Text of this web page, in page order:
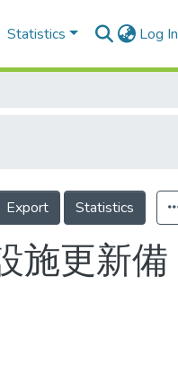
Statistics Log In
Export Statistics
施更新備